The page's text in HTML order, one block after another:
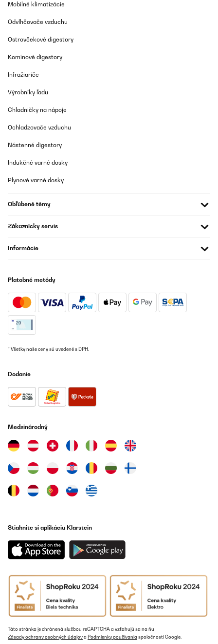
Mobilné klimatizácie
Odvlhčovače vzduchu
Ostrovčekové digestory
Komínové digestory
Infražiariče
Výrobníky ľadu
Chladničky na nápoje
Ochladzovače vzduchu
Nástenné digestory
Indukčné varné dosky
Plynové varné dosky
Obľúbené témy
Zákaznícky servis
Informácie
Platobné metódy
* Všetky naše ceny sú uvedené s DPH.
Dodanie
Medzinárodný
Stiahnite si aplikáciu Klarstein
Táto stránka je chránená službou reCAPTCHA a vzťahujú sa na ňu
Zásady ochrany osobných údajova Podmienky používania spoločnosti Google.